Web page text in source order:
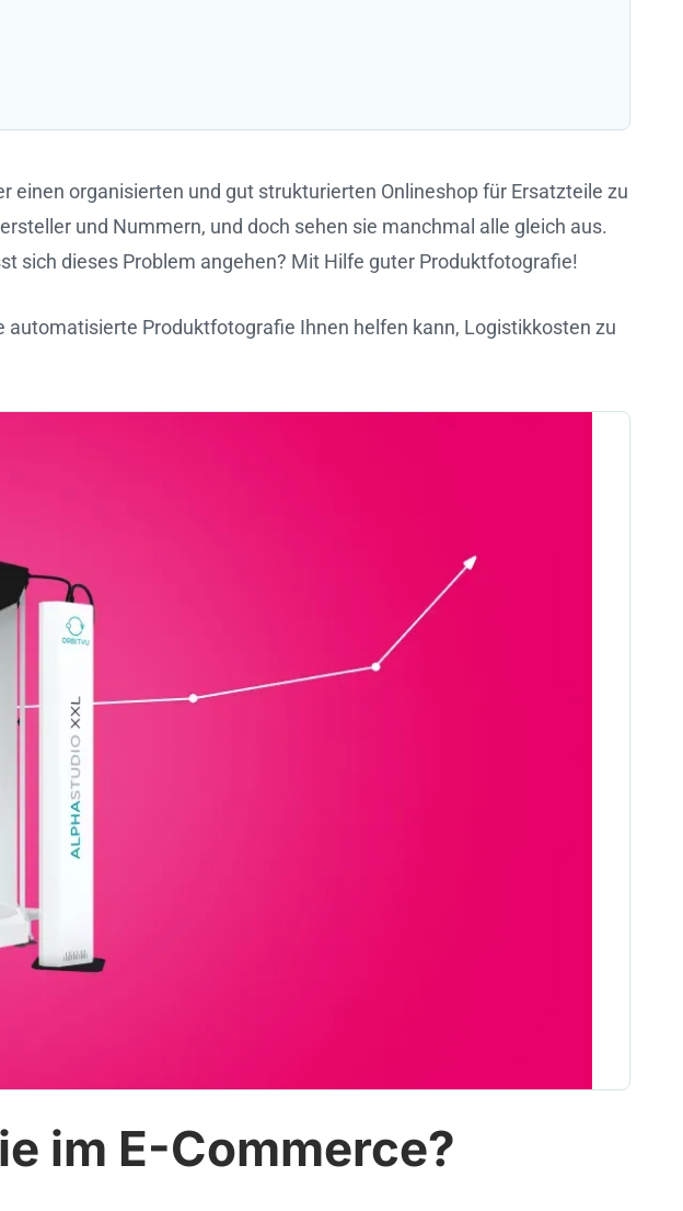
organisierten und gut strukturierten Onlineshop für Ersatzteile zu
und Nummern, und doch sehen sie manchmal alle gleich aus.
sich dieses Problem angehen? Mit Hilfe guter Produktfotografie!
Produktfotografie Ihnen helfen kann, Logistikkosten zu
im E-Commerce?